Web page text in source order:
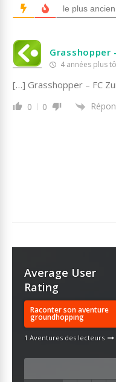
le plus ancien
Grasshopper
4 années plus
[…] Grasshopper – FC
0 0
Average User
Rating
Raconter son aventure
groundhopping
1 Aventures des lecteurs